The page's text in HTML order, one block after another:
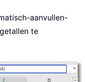
aanvullen-
te